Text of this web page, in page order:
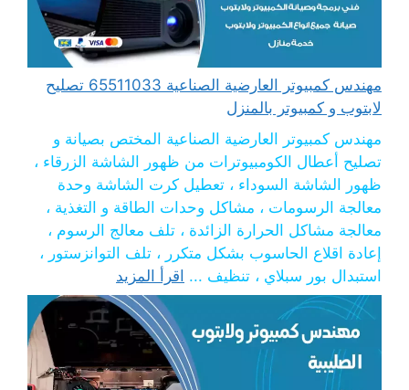
مهندس كمبيوتر العارضية الصناعية 65511033 تصليح
لابتوب و كمبيوتر بالمنزل
مهندس كمبيوتر العارضية الصناعية المختص بصيانة و
تصليح أعطال الكومبيوترات من ظهور الشاشة الزرقاء ،
ظهور الشاشة السوداء ، تعطيل كرت الشاشة وحدة
معالجة الرسومات ، مشاكل وحدات الطاقة و التغذية ،
معالجة مشاكل الحرارة الزائدة ، تلف معالج الرسوم ،
إعادة اقلاع الحاسوب بشكل متكرر ، تلف التوانزستور ،
استبدال بور سبلاي ، تنظيف ... اقرأ المزيد